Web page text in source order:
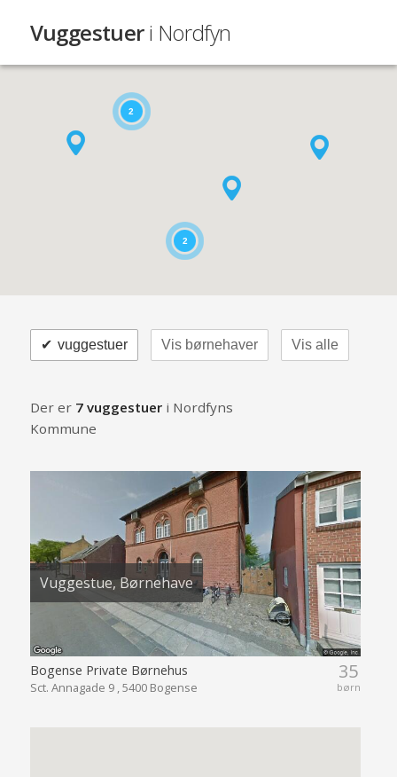
Vuggestueri Nordfyn
2
2
vuggestuer
✔ Vis børnehaver Vis alle
Der er 7 vuggestueri Nordfyns
Kommune
Vuggestue, Børnehave
35
børn
Bogense Private Børnehus
Sct. Annagade 9 , 5400 Bogense